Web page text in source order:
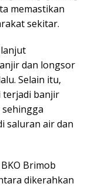
memastikan
sekitar.
dan longsor
Selain itu,
terjadi banjir
saluran air dan
Brimob
dikerahkan